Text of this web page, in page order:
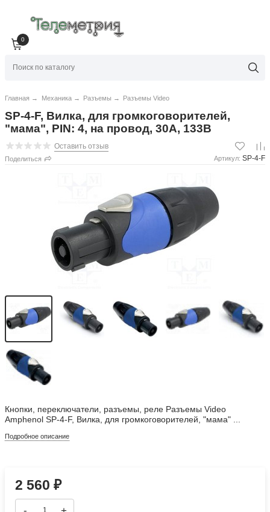
0
Главная → Механика → Разъемы → Разъемы Video
SP-4-F, Вилка, для громкоговорителей,
"мама", PIN: 4, на провод, 30А, 133В
Оставить отзыв
Поделиться Артикул: SP-4-F
Кнопки, переключатели, разъемы, реле Разъемы Video
Amphenol SP-4-F, Вилка, для громкоговорителей, "мама" ...
Подробное описание
2 560₽